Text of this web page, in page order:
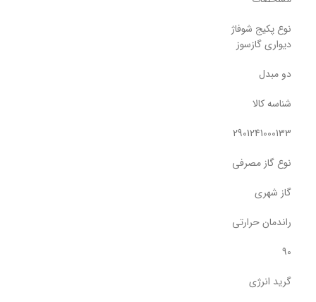
نوع پکیج شوفاژ
دیواری گازسوز
دو مبدل
شناسه کالا
2901241000133
نوع گاز مصرفی
گاز شهری
راندمان حرارتی
90
گرید انرژی